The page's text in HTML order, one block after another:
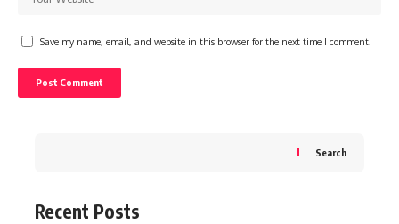
Save my name, email, and website in this browser for the next time I comment.
Search
Recent Posts